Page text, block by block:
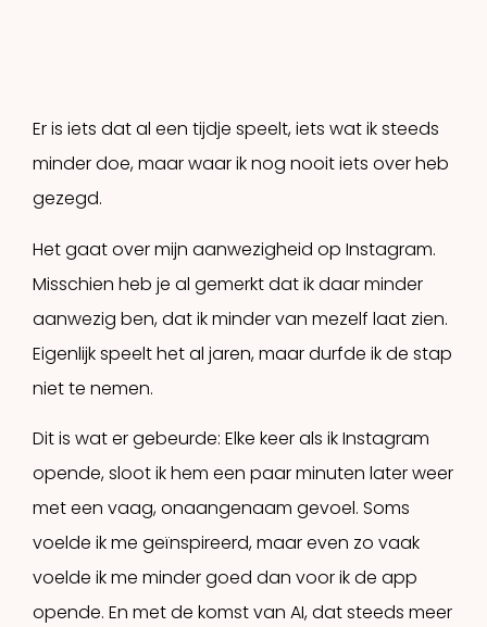
Er is iets dat al een tijdje speelt, iets wat ik steeds
minder doe, maar waar ik nog nooit iets over heb
gezegd.
Het gaat over mijn aanwezigheid op Instagram.
Misschien heb je al gemerkt dat ik daar minder
aanwezig ben, dat ik minder van mezelf laat zien.
Eigenlijk speelt het al jaren, maar durfde ik de stap
niet te nemen.
Dit is wat er gebeurde: Elke keer als ik Instagram
opende, sloot ik hem een paar minuten later weer
met een vaag, onaangenaam gevoel. Soms
voelde ik me geïnspireerd, maar even zo vaak
voelde ik me minder goed dan voor ik de app
opende. En met de komst van AI, dat steeds meer